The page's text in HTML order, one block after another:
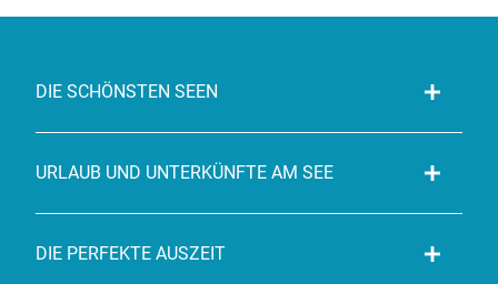
DIE SCHÖNSTEN SEEN
URLAUB UND UNTERKÜNFTE AM SEE
DIE PERFEKTE AUSZEIT